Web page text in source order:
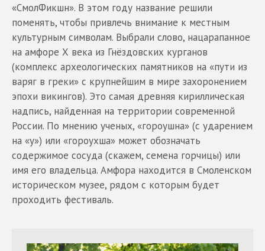
«СмолФикшн». В этом году название решили
поменять, чтобы привлечь внимание к местным
культурным символам. Выбрали слово, нацарапанное
на амфоре Х века из Гнёздовских курганов
(комплекс археологических памятников на «пути из
варяг в греки» с крупнейшим в мире захоронением
эпохи викингов). Это самая древняя кириллическая
надпись, найденная на территории современной
России. По мнению ученых, «гороушна» (с ударением
на «у») или «гороухша» может обозначать
содержимое сосуда (скажем, семена горчицы) или
имя его владельца. Амфора находится в Смоленском
историческом музее, рядом с которым будет
проходить фестиваль.